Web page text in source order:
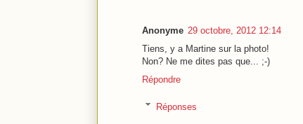
Anonyme 29 octobre, 2012 12:14
Tiens, y a Martine sur la photo!
Non? Ne me dites pas que... ;-)
Répondre
Réponses